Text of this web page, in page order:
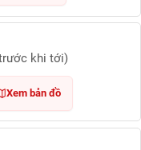
khi tới)
Xem bản đồ